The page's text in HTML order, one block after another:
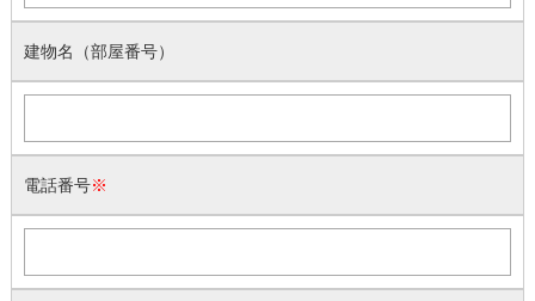
建物名（部屋番号）
電話番号※